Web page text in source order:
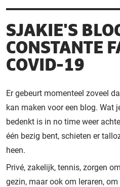
SJAKIE'S
CONSTANTE
COVID-19
Er gebeurt momenteel zoveel
kan maken voor een blog. Wat
bedenkt is in no time weer
één bezig bent, schieten er
heen.
Privé, zakelijk, tennis, zorgen
gezin, maar ook om leraren,